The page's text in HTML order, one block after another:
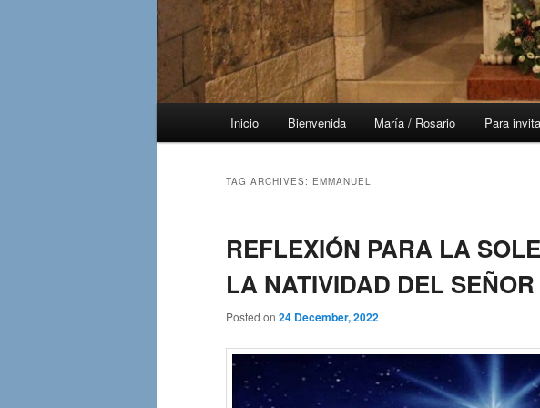
Inicio Bienvenida María / Rosario Para
TAG ARCHIVES: EMMANUEL
REFLEXIÓN PARA LA
LA NATIVIDAD DEL
Posted on 24 December, 2022